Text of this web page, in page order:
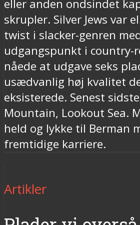
eller anden ondsindet
skrupler. Silver Jews var
twist i slacker-genren
udgangspunkt i country-
nåede at udgave seks
usædvanlig høj kvalitet
eksisterede. Senest
Mountain, Lookout Sea.
held og lykke til Berman
fremtidige karriere.
Artikler